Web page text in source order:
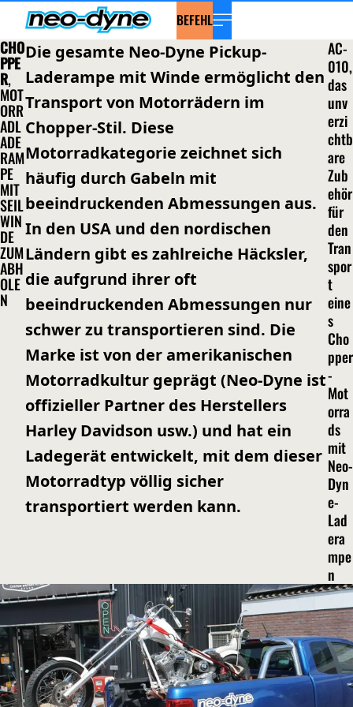
BEFEHL
CHO
PPE
R,
MOT
ORR
ADL
ADE
RAM
PE
MIT
SEIL
WIN
DE
ZUM
ABH
OLE
N
Die gesamte Neo-Dyne Pickup-
Laderampe mit Winde ermöglicht den
Transport von Motorrädern im
Chopper-Stil. Diese
Motorradkategorie zeichnet sich
häufig durch Gabeln mit
beeindruckenden Abmessungen aus.
In den USA und den nordischen
Ländern gibt es zahlreiche Häcksler,
die aufgrund ihrer oft
beeindruckenden Abmessungen nur
schwer zu transportieren sind. Die
Marke ist von der amerikanischen
Motorradkultur geprägt (Neo-Dyne ist
offizieller Partner des Herstellers
Harley Davidson usw.) und hat ein
Ladegerät entwickelt, mit dem dieser
Motorradtyp völlig sicher
transportiert werden kann.
AC-
010,
das
unv
erzi
chtb
are
Zub
ehör
für
den
Tran
spor
t
eine
s
Cho
pper
-
Mot
orra
ds
mit
Neo-
Dyn
e-
Lad
era
mpe
n